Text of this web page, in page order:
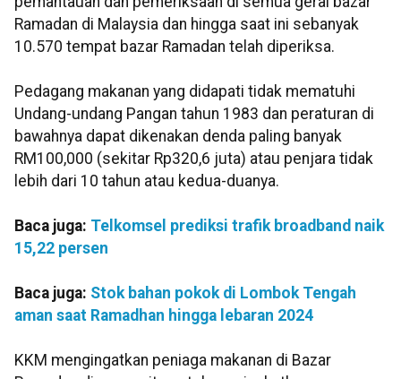
Ramadan di Malaysia dan hingga saat ini sebanyak
10.570 tempat bazar Ramadan telah diperiksa.
Pedagang makanan yang didapati tidak mematuhi
Undang-undang Pangan tahun 1983 dan peraturan di
bawahnya dapat dikenakan denda paling banyak
RM100,000 (sekitar Rp320,6 juta) atau penjara tidak
lebih dari 10 tahun atau kedua-duanya.
Baca juga: Telkomsel prediksi trafik broadband naik
15,22 persen
Baca juga: Stok bahan pokok di Lombok Tengah
aman saat Ramadhan hingga lebaran 2024
KKM mengingatkan peniaga makanan di Bazar